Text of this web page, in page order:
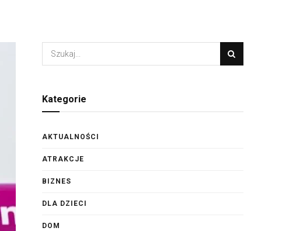
Kategorie
AKTUALNOŚCI
ATRAKCJE
BIZNES
DLA DZIECI
DOM